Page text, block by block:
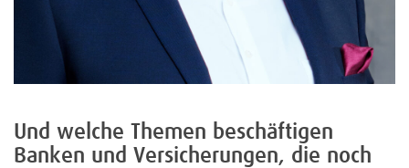
Und welche Themen beschäftigen
Banken und Versicherungen, die noch